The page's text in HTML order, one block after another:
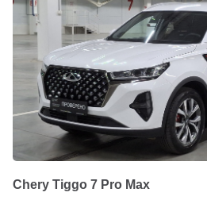
Chery Tiggo 7 Pro Max